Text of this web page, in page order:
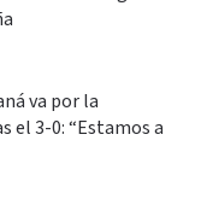
va por la
el 3-0: “Estamos a